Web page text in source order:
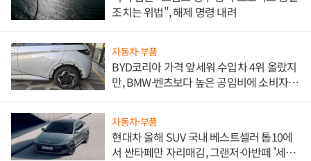
조치는 위법", 해제 명령 내려
자동차·부품
BYD코리아 가격 앞세워 수입차 4위 올랐지
만, BMW·벤츠보다 높은 공임비에 소비자
자동차·부품
현대차 올해 SUV 국내 베스트셀러 톱10에
서 싼타페만 자리매김, 그랜저·아반떼 '세단